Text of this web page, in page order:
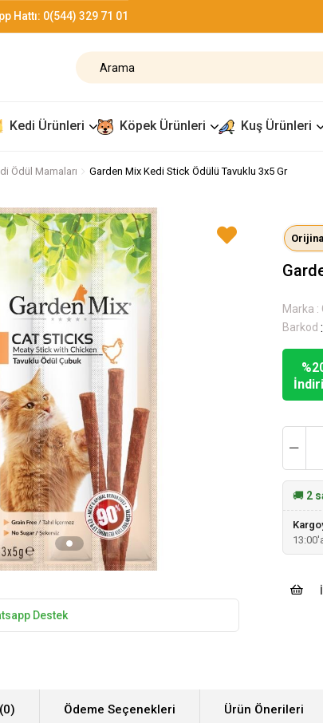
Hattı: 0(544) 329 71 01
Kedi Ürünleri Köpek Ürünleri Kuş Ürünleri
Ödül Mamaları Garden Mix Kedi Stick Ödülü Tavuklu 3x5 Gr
Destek
Marka :
Barkod :
%
🚚 2
(0) Ödeme Seçenekleri Ürün Önerileri